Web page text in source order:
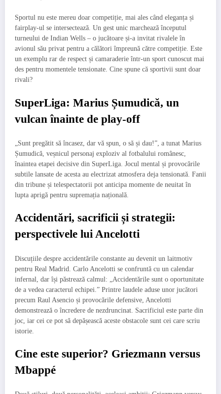
Sportul nu este mereu doar competiție, mai ales când eleganța și
fairplay-ul se intersectează. Un gest unic marchează începutul
turneului de Indian Wells – o jucătoare și-a invitat rivalele în
avionul său privat pentru a călători împreună către competiție. Este
un exemplu rar de respect și camaraderie într-un sport cunoscut mai
des pentru momentele tensionate. Cine spune că sportivii sunt doar
rivali?
SuperLiga: Marius Șumudică, un
vulcan înainte de play-off
„Sunt pregătit să încasez, dar vă spun, o să și dau!”, a tunat Marius
Șumudică, veșnicul personaj exploziv al fotbalului românesc,
înaintea etapei decisive din SuperLiga. Jocul mental și provocările
subtile lansate de acesta au electrizat atmosfera deja tensionată. Fanii
din tribune și telespectatorii pot anticipa momente de neuitat în
lupta aprigă pentru supremația națională.
Accidentări, sacrificii și strategii:
perspectivele lui Ancelotti
Discuțiile despre accidentările constante au devenit un laitmotiv
pentru Real Madrid. Carlo Ancelotti se confruntă cu un calendar
infernal, dar își păstrează calmul: „Accidentările sunt o oportunitate
de a vedea caracterul echipei.” Printre laudele aduse unor jucători
precum Raul Asencio și provocările defensive, Ancelotti
demonstrează o încredere de nezdruncinat. Sacrificiul este parte din
joc, iar cei ce pot să depășească aceste obstacole sunt cei care scriu
istorie.
Cine este superior? Griezmann versus
Mbappé